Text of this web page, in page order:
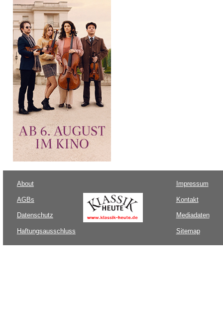
About
AGBs
Datenschutz
Haftungsausschluss
Impressum
Kontakt
Mediadaten
Sitemap